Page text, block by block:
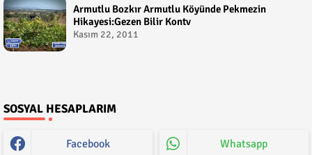
Armutlu Bozkır Armutlu Köyünde Pekmezin
Hikayesi:Gezen Bilir Kontv
Kasım 22, 2011
SOSYAL HESAPLARIM
Facebook Whatsapp